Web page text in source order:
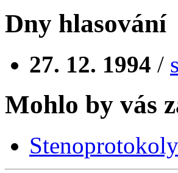
Dny hlasování
27. 12. 1994 /
Mohlo by vás